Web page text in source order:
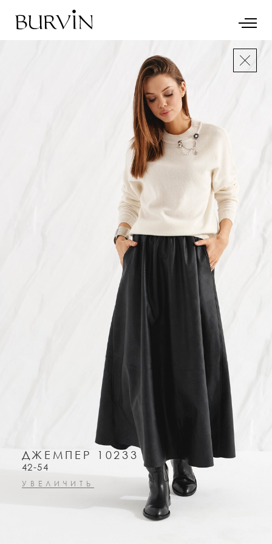
ДЖЕМПЕР 10233
42-54
УВЕЛИЧИТЬ